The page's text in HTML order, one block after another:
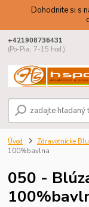
Dohodnite si s
+421908736431
(Po-Pia, 7-15 hod.)
Úvod Zdravotnícke
100%bavlna
050 -